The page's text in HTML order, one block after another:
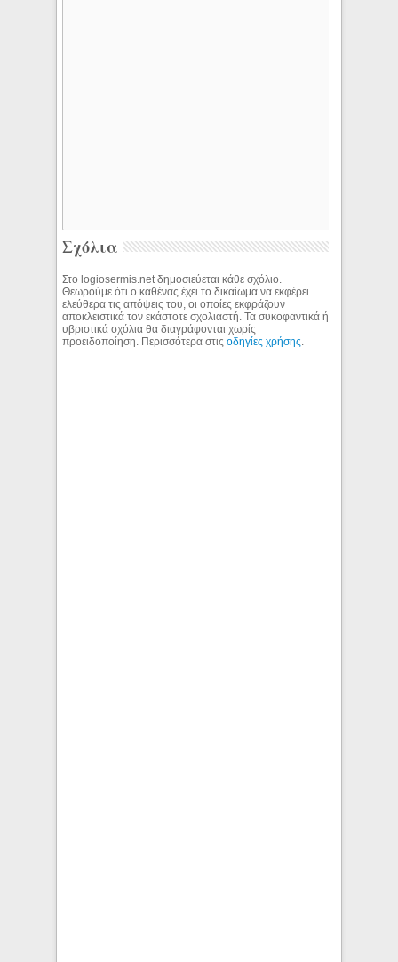
Σχόλια
Στο logiosermis.net δημοσιεύεται κάθε σχόλιο.
Θεωρούμε ότι ο καθένας έχει το δικαίωμα να εκφέρει
ελεύθερα τις απόψεις του, οι οποίες εκφράζουν
αποκλειστικά τον εκάστοτε σχολιαστή. Τα συκοφαντικά ή
υβριστικά σχόλια θα διαγράφονται χωρίς
προειδοποίηση. Περισσότερα στιςοδηγίες χρήσης